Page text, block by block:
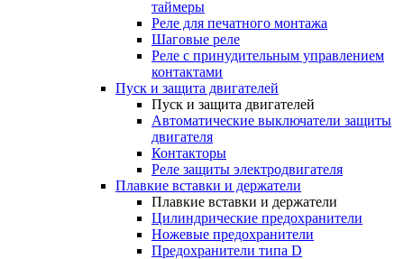
таймеры
Реле для печатного монтажа
Шаговые реле
Реле с принудительным управлением
контактами
Пуск и защита двигателей
Пуск и защита двигателей
Автоматические выключатели защиты
двигателя
Контакторы
Реле защиты электродвигателя
Плавкие вставки и держатели
Плавкие вставки и держатели
Цилиндрические предохранители
Ножевые предохранители
Предохранители типа D